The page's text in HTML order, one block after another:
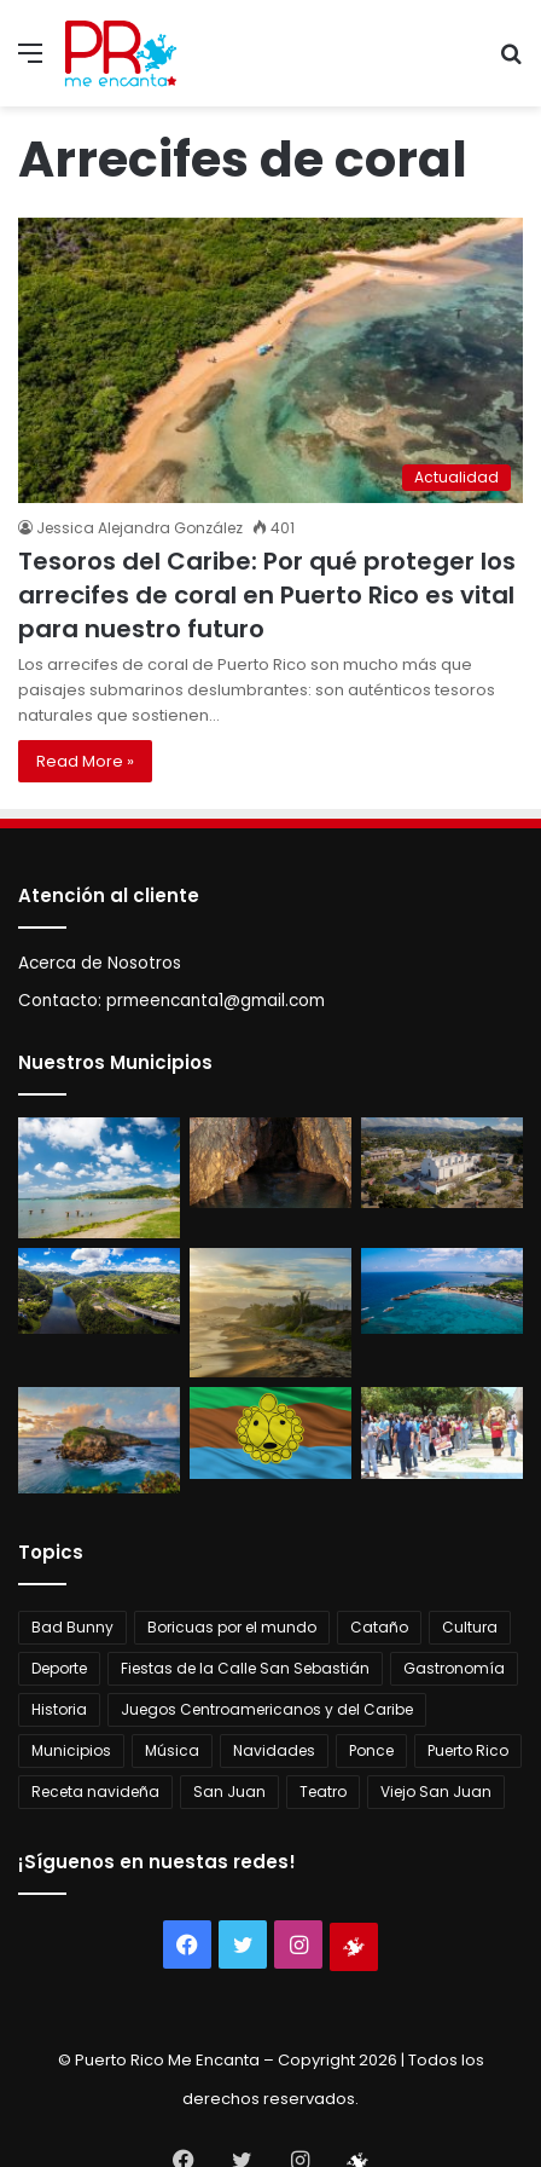
Menu
Arrecifes de coral
Actualidad
Jessica Alejandra González 401
Tesoros del Caribe: Por qué proteger los
arrecifes de coral en Puerto Rico es vital
para nuestro futuro
Los arrecifes de coral de Puerto Rico son mucho más que
paisajes submarinos deslumbrantes: son auténticos tesoros
naturales que sostienen…
Read More »
Atención al cliente
Acerca de Nosotros
Contacto: prmeencanta1@gmail.com
Nuestros Municipios
Topics
Bad Bunny Boricuas por el mundo Cataño
Cultura
Deporte
Fiestas de la Calle San Sebastián
Gastronomía
Historia
Juegos Centroamericanos y del Caribe
Municipios
Música Navidades Ponce
Puerto Rico
Receta navideña
San Juan Teatro Viejo San Juan
¡Síguenos en nuestas redes!
Facebook
TwitterInstagram
© Puerto Rico Me Encanta – Copyright 2026 | Todos los
derechos reservados.
Facebook
TwitterInstagram